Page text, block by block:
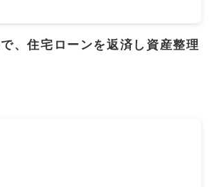
、住宅ローンを返済し資産整理